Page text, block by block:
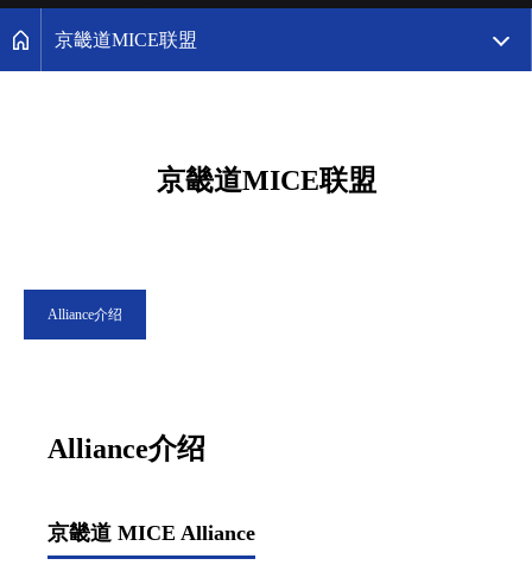
메인으로 京畿道MICE联盟
京畿道MICE联盟
Alliance介绍
Alliance介绍
京畿道 MICE Alliance